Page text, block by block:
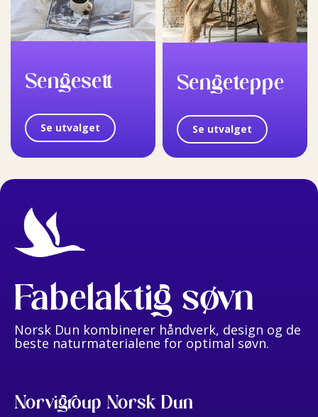
Sengesett
Se utvalget
Sengeteppe
Se utvalget
Fabelaktig søvn
Norsk Dun kombinerer håndverk, design og de
beste naturmaterialene for optimal søvn.
Norvigroup Norsk Dun